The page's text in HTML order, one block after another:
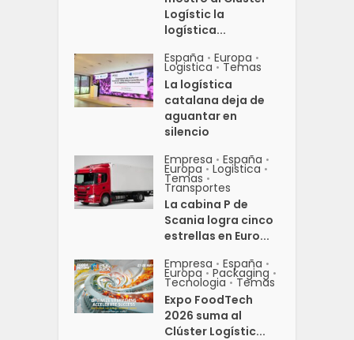
Logístic la
logística...
España • Europa •
Logistica • Temas
La logística
catalana deja de
aguantar en
silencio
Empresa • España •
Europa • Logistica •
Temas •
Transportes
La cabina P de
Scania logra cinco
estrellas en Euro...
Empresa • España •
Europa • Packaging •
Tecnologia • Temas
Expo FoodTech
2026 suma al
Clúster Logístic...